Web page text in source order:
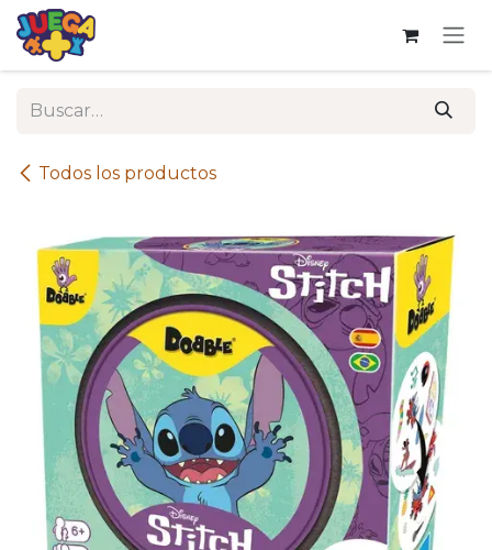
Ir al contenido
Todos los productos